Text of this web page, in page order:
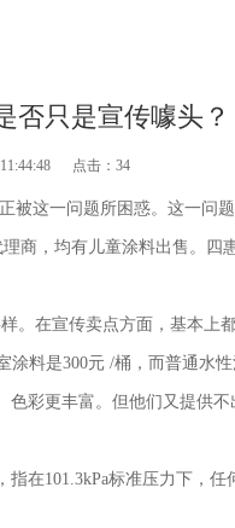
否只是宣传噱头？
点击： 34
这一问题所困惑。这一问
商，均有儿童涂料出售。
在宣传卖点方面，基本上
料是300元 /桶，而普通水性
彩更丰富。但他们又提供
在101.3kPa标准压力下，